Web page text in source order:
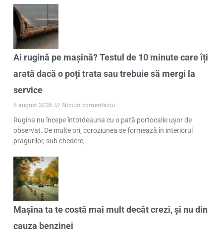
Ai rugină pe mașină? Testul de 10 minute care îți
arată dacă o poți trata sau trebuie să mergi la
service
6 august 2026
Niciun comentariu
Rugina nu începe întotdeauna cu o pată portocalie ușor de
observat. De multe ori, coroziunea se formează în interiorul
pragurilor, sub chedere,
Mașina ta te costă mai mult decât crezi, și nu din
cauza benzinei